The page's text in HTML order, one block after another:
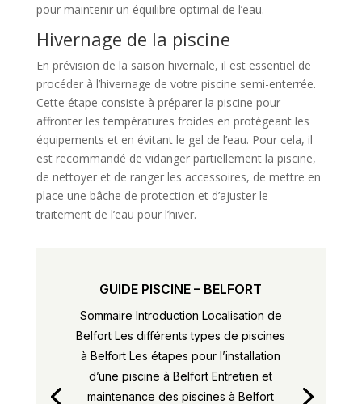
pour maintenir un équilibre optimal de l’eau.
Hivernage de la piscine
En prévision de la saison hivernale, il est essentiel de
procéder à l’hivernage de votre piscine semi-enterrée.
Cette étape consiste à préparer la piscine pour
affronter les températures froides en protégeant les
équipements et en évitant le gel de l’eau. Pour cela, il
est recommandé de vidanger partiellement la piscine,
de nettoyer et de ranger les accessoires, de mettre en
place une bâche de protection et d’ajuster le
traitement de l’eau pour l’hiver.
GUIDE PISCINE – BELFORT
Sommaire Introduction Localisation de
Belfort Les différents types de piscines
à Belfort Les étapes pour l’installation
d’une piscine à Belfort Entretien et
maintenance des piscines à Belfort